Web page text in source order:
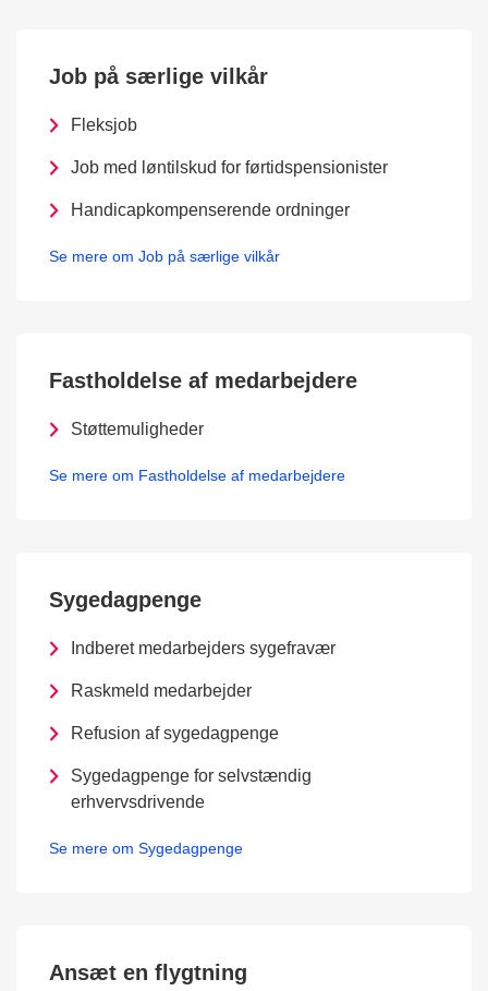
Job på særlige vilkår
Fleksjob
Job med løntilskud for førtidspensionister
Handicapkompenserende ordninger
Se mere om Job på særlige vilkår
Fastholdelse af medarbejdere
Støttemuligheder
Se mere om Fastholdelse af medarbejdere
Sygedagpenge
Indberet medarbejders sygefravær
Raskmeld medarbejder
Refusion af sygedagpenge
Sygedagpenge for selvstændig
erhvervsdrivende
Se mere om Sygedagpenge
Ansæt en flygtning